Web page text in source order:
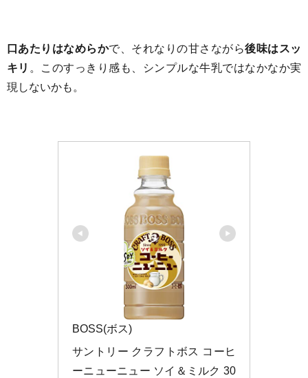
口あたりはなめらかで、それなりの甘さながら後味はスッ
キリ 。このすっきり感も、シンプルな牛乳ではなかなか実
現しないかも。
BOSS(ボス)
サントリー クラフトボス コーヒ
ーニューニュー ソイ＆ミルク 30